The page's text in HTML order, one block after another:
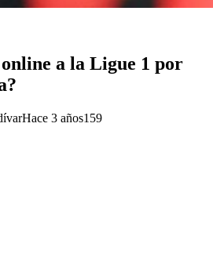
a la Ligue 1 por
Hace 3 años159